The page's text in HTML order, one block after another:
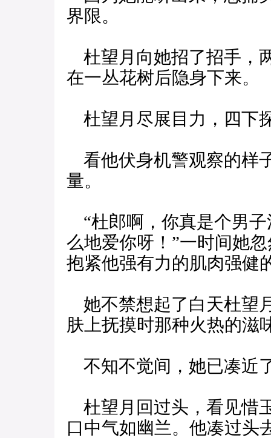
界限。
杜望月向她招了招手，
在一丛花树后隐身下来。
杜望月尽展目力，四下
看他伏身机警观察的样
量。
“杜郎啊，你真是个男子
么地爱你呀！”一时间她
抱紧他强有力的肌肉强健
她不禁想起了白天杜望
肤上抚摸时那种火热的滋
不知不觉间，她已凑近
杜望月回过头，看见惜
口中气如幽兰。他凑过头